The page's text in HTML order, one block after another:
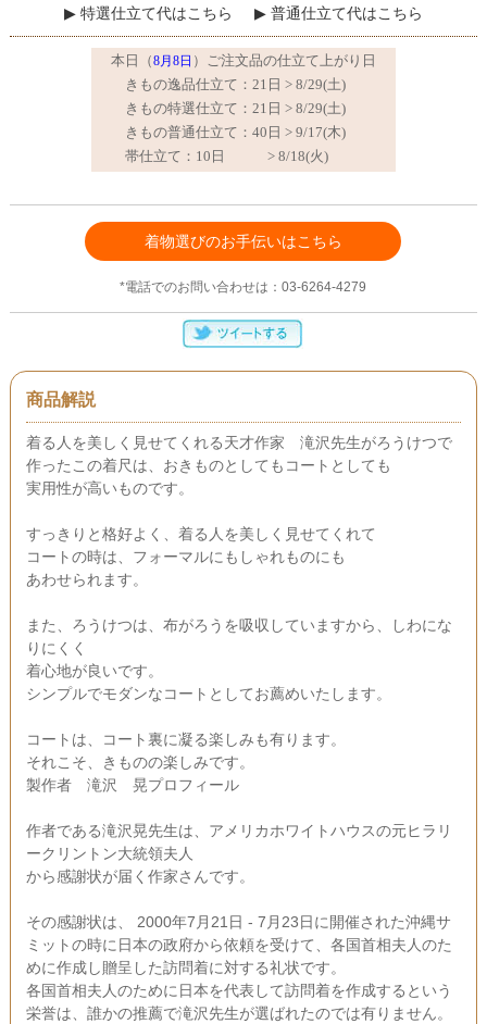
特選仕立て代はこちら 普通仕立て代はこちら
着物選びのお手伝いはこちら
*電話でのお問い合わせは：03-6264-4279
商品解説
着る人を美しく見せてくれる天才作家 滝沢先生がろうけつで
作ったこの着尺は、おきものとしてもコートとしても
実用性が高いものです。
すっきりと格好よく、着る人を美しく見せてくれて
コートの時は、フォーマルにもしゃれものにも
あわせられます。
また、ろうけつは、布がろうを吸収していますから、しわにな
りにくく
着心地が良いです。
シンプルでモダンなコートとしてお薦めいたします。
コートは、コート裏に凝る楽しみも有ります。
それこそ、きものの楽しみです。
製作者 滝沢 晃プロフィール
作者である滝沢晃先生は、アメリカホワイトハウスの元ヒラリ
ークリントン大統領夫人
から感謝状が届く作家さんです。
その感謝状は、 2000年7月21日 - 7月23日に開催された沖縄サ
ミットの時に日本の政府から依頼を受けて、各国首相夫人のた
めに作成し贈呈した訪問着に対する礼状です。
各国首相夫人のために日本を代表して訪問着を作成するという
栄誉は、誰かの推薦で滝沢先生が選ばれたのでは有りません。